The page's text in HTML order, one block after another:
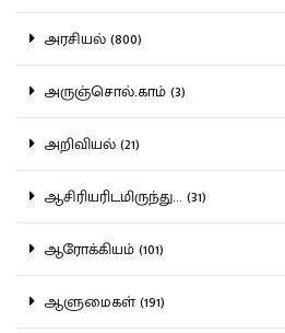
அரசியல் (800)
அருஞ்சொல்.காம் (3)
அறிவியல் (21)
ஆசிரியரிடமிருந்து... (31)
ஆரோக்கியம் (101)
ஆளுமைகள் (191)